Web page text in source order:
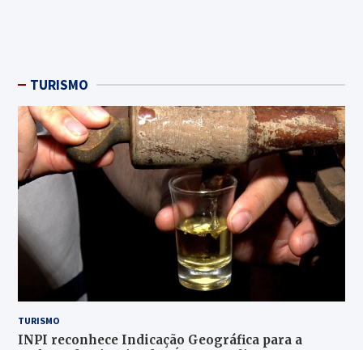
TURISMO
TURISMO
INPI reconhece Indicação Geográfica para a